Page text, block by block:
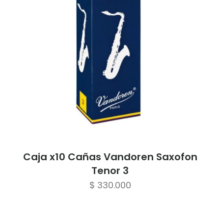
Caja x10 Cañas Vandoren Saxofon
Tenor 3
$ 330.000